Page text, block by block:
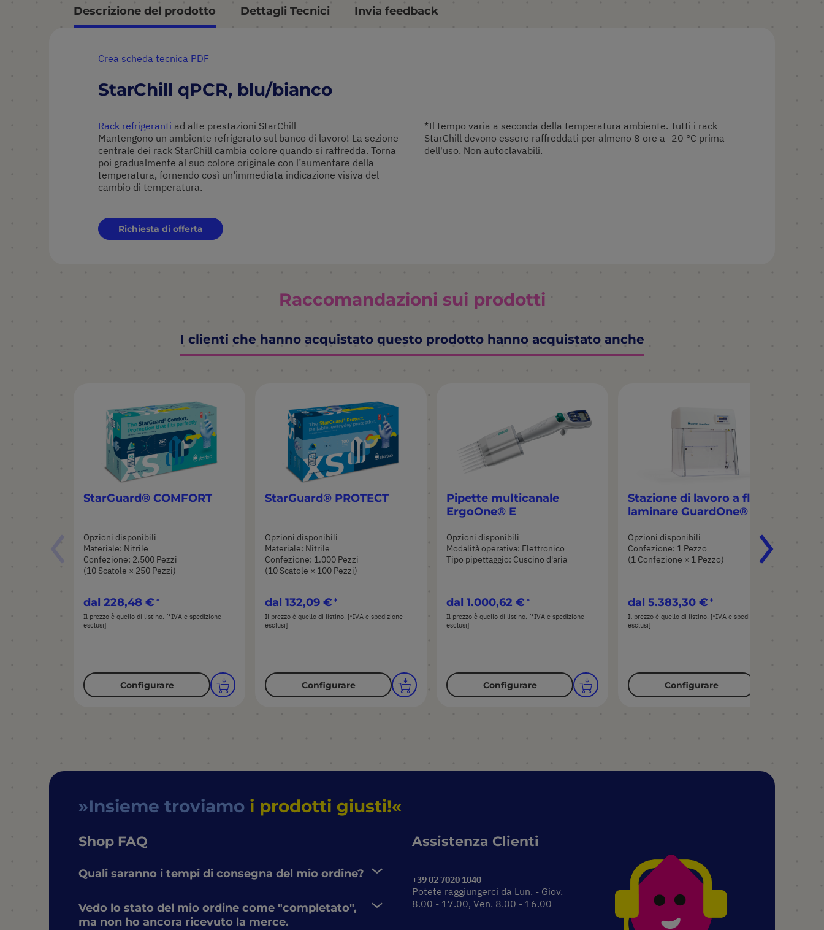
Descrizione del prodotto
Crea scheda tecnica PDF
StarChill qPCR, blu/bianco
Rack refrigeranti ad alte prestazioni StarChill
Mantengono un ambiente refrigerato sul banco di lavoro! La sezione
centrale dei rack StarChill cambia colore quando si raffredda. Torna
poi gradualmente al suo colore originale con l’aumentare della
temperatura, fornendo così un‘immediata indicazione visiva del
cambio di temperatura.
*Il tempo varia a seconda della temperatura ambiente. Tutti i rack
StarChill devono essere raffreddati per almeno 8 ore a -20 °C prima
dell'uso. Non autoclavabili.
Richiesta di offerta
Dettagli Tecnici Invia feedback
Raccomandazioni sui prodotti
I clienti che hanno acquistato questo prodotto hanno acquistato anche
StarGuard® COMFORT
Opzioni disponibili
Materiale: Nitrile
Confezione: 2.500 Pezzi
(10 Scatole × 250 Pezzi)
dal 228,48 €
Il prezzo è quello di listino. [*IVA e spedizione
esclusi]
Configurare
StarGuard® PROTECT
Opzioni disponibili
Materiale: Nitrile
Confezione: 1.000 Pezzi
(10 Scatole × 100 Pezzi)
dal 132,09 €
Il prezzo è quello di listino. [*IVA e spedizione
esclusi]
Configurare
Pipette multicanale
ErgoOne® E
Opzioni disponibili
Modalità operativa: Elettronico
Tipo pipettaggio: Cuscino d'aria
dal 1.000,62 €
Il prezzo è quello di listino. [*IVA e spedizione
esclusi]
Configurare
Stazione di lavoro a flusso
laminare GuardOne®
Opzioni disponibili
Confezione: 1 Pezzo
(1 Confezione × 1 Pezzo)
dal 5.383,30 €
Il prezzo è quello di listino. [*IVA e spedizione
esclusi]
Configurare
Insieme troviamo i prodotti giusti!
Shop FAQ
Quali saranno i tempi di consegna del mio ordine?
Vedo lo stato del mio ordine come "completato",
ma non ho ancora ricevuto la merce.
Assistenza Clienti
+39 02 7020 1040
Potete raggiungerci da Lun. - Giov.
8.00 - 17.00, Ven. 8.00 - 16.00